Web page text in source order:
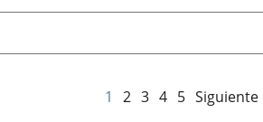
1 2 3 4 5 Siguiente